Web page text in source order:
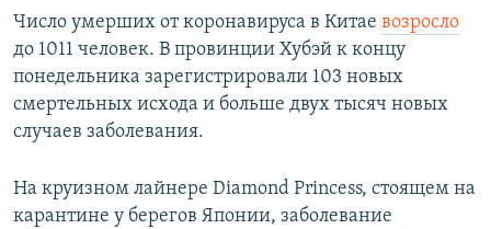
Число умерших от коронавируса в Китае возросло
до 1011 человек. В провинции Хубэй к концу
понедельника зарегистрировали 103 новых
смертельных исхода и больше двух тысяч новых
случаев заболевания.
На круизном лайнере Diamond Princess, стоящем на
карантине у берегов Японии, заболевание